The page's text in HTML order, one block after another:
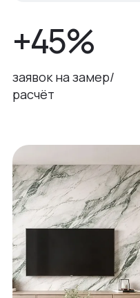
+45%
заявок на замер/
расчёт